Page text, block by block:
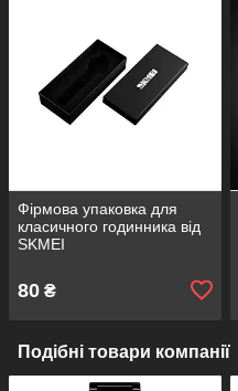
Фірмова упаковка для
класичного годинника від
SKMEI
80 ₴
Подібні товари компанії